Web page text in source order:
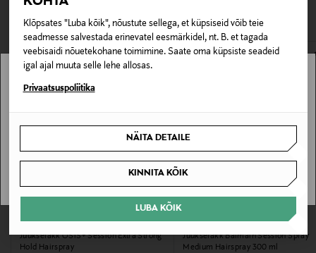
Klõpsates "Luba kõik", nõustute sellega, et küpsiseid võib teie
seadmesse salvestada erinevatel eesmärkidel, nt. B. et tagada
veebisaidi nõuetekohane toimimine. Saate oma küpsiste seadeid
igal ajal muuta selle lehe allosas.
Privaatsuspoliitika
NÄITA DETAILE
KINNITA KÕIK
LUBA KÕIK
Suurus
300 ml
Pierre Balmain S.A.S.
Tootja aadress
contact@customercare.balmain.com
E-POE TAGASTUSED
VAATASID KA
SCHWARZKOPF PROFESSIONAL
Juukselakk OSiS+ Session Extra Strong
Hold Hairspray
BALMAIN HAIR
Juukselakk Balmain Session Spray
Medium Hairspray 300 ml
Stockmann pole Sinu riigis saadaval.
SAAN ARU